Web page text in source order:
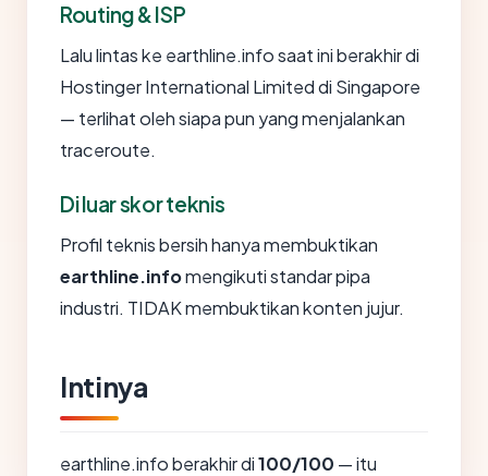
Routing & ISP
Lalu lintas ke earthline.info saat ini berakhir di
Hostinger International Limited di Singapore
— terlihat oleh siapa pun yang menjalankan
traceroute.
Di luar skor teknis
Profil teknis bersih hanya membuktikan
earthline.infomengikuti standar pipa
industri. TIDAK membuktikan konten jujur.
Intinya
earthline.info berakhir di100/100 — itu